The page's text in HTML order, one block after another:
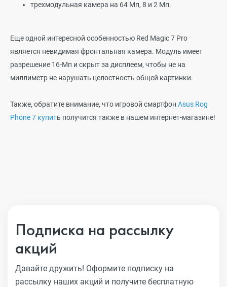
трехмодульная камера на 64 Мп, 8 и 2 Мп.
Еще одной интересной особенностью Red Magic 7 Pro
является невидимая фронтальная камера. Модуль имеет
разрешение 16-Мп и скрыт за дисплеем, чтобы не на
миллиметр не нарушать целостность общей картинки.
Также, обратите внимание, что игровой смартфон Asus Rog
Phone 7 купить получится также в нашем интернет-магазине!
Подписка на рассылку
акций
Давайте дружить! Оформите подписку на
рассылку наших акций и получите бесплатную